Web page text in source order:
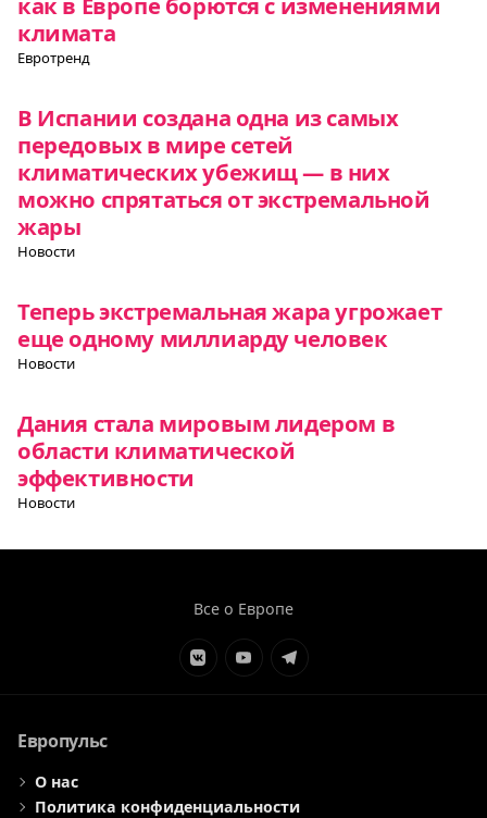
климата
Евротренд
В Испании создана одна из самых
передовых в мире сетей
климатических убежищ — в них
можно спрятаться от экстремальной
жары
Новости
Теперь экстремальная жара угрожает
еще одному миллиарду человек
Новости
Дания стала мировым лидером в
области климатической
эффективности
Новости
Все о Европе
ЭлементЭлементЭлемент
Европульс
О нас
Политика конфиденциальности